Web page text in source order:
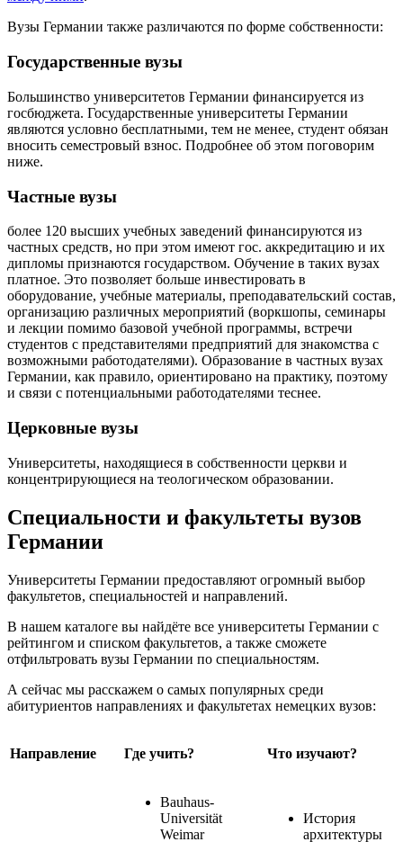
Вузы Германии также различаются по форме собственности:
Государственные вузы
Большинство университетов Германии финансируется из
госбюджета. Государственные университеты Германии
являются условно бесплатными, тем не менее, студент обязан
вносить семестровый взнос. Подробнее об этом поговорим
ниже.
Частные вузы
более 120 высших учебных заведений финансируются из
частных средств, но при этом имеют гос. аккредитацию и их
дипломы признаются государством. Обучение в таких вузах
платное. Это позволяет больше инвестировать в
оборудование, учебные материалы, преподавательский состав,
организацию различных мероприятий (воркшопы, семинары
и лекции помимо базовой учебной программы, встречи
студентов с представителями предприятий для знакомства с
возможными работодателями). Образование в частных вузах
Германии, как правило, ориентировано на практику, поэтому
и связи с потенциальными работодателями теснее.
Церковные вузы
Университеты, находящиеся в собственности церкви и
концентрирующиеся на теологическом образовании.
Специальности и факультеты вузов
Германии
Университеты Германии предоставляют огромный выбор
факультетов, специальностей и направлений.
В нашем каталоге вы найдёте все университеты Германии с
рейтингом и списком факультетов, а также сможете
отфильтровать вузы Германии по специальностям.
А сейчас мы расскажем о самых популярных среди
абитуриентов направлениях и факультетах немецких вузов:
Направление Где учить? Что изучают?
Bauhaus-
Universität
Weimar
История
архитектуры